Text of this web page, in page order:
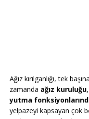
Ağız kırılganlığı, tek
zamanda ağız kuruluğu,
yutma
yelpazeyi kapsayan çok